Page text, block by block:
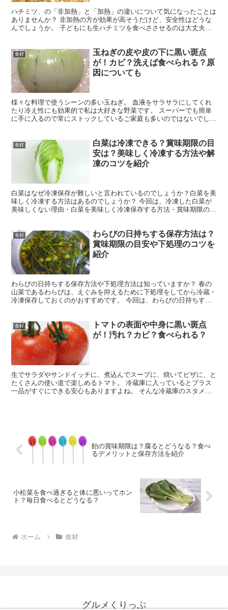
ハチミツ、の「非加熱」と「加熱」の違いについて気になったことは
ありませんか？ 非加熱の方が効果が高そうだけど、安全性はどうな
んでしょうか。 子どもにも生ハチミツを食べささせるのは大丈夫か
食材
玉ねぎの皮や皮の下に黒い斑点
が！カビ？洗えば食べられる？原
因についても
様々な料理で使うシーンの多い玉ねぎ。 血液をサラサラにしてくれ
たり冷え性にも効果的で私は大好きな野菜です。 スーパーでも簡単
に手に入るので常にストックしているご家庭も多いのではないでしょ
食材
白菜は冷凍できる？賞味期限の目
安は？美味しく冷凍する方法や解
凍のコツを紹介
白菜はなぜ冷凍保存が難しいと言われているのでしょうか？白菜を美
味しく冷凍する方法はあるのでしょうか？ 今回は、冷凍した白菜が
美味しくない理由・白菜を美味しく冷凍保存する方法・賞味期限の目
食材
わらびの日持ちする保存方法は？
賞味期限の目安や下処理のコツを
紹介
わらびの日持ちする保存方法や下処理方法は知っていますか？ 春の
山菜であるわらびは、えぐみを抑えるために下処理をしてから冷蔵・
冷凍保存しておくのがおすすめです。 今回は、わらびの日持ちする
食材
トマトの表面や中身に黒い斑点
が！汚れ？カビ？食べられる？
生でサラダやサンドイッチに、煮込んでスープに、焼いてピザに、と
たくさんの使い道で楽しめるトマト。 冷蔵庫に入っているとプラス
一品がすぐにできる安心もありますよね。 そんな冷蔵庫のスタメン
飴の賞味期限は？腐るとどうなる？食べ
るデメリットと保存方法を紹介
小松菜を食べ過ぎると体に悪いってホン
ト？毎日食べるとどうなる？
ホーム 食材
グルメくりっぷ